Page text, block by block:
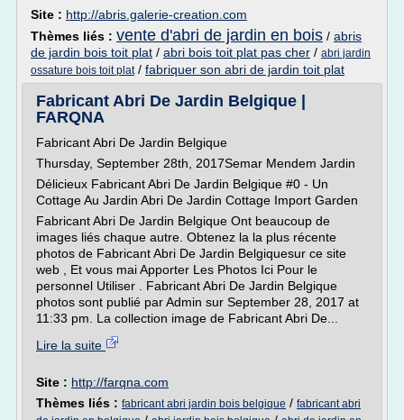
Site : http://abris.galerie-creation.com
Thèmes liés : vente d'abri de jardin en bois / abris
de jardin bois toit plat / abri bois toit plat pas cher / abri jardin
ossature bois toit plat/ fabriquer son abri de jardin toit plat
Fabricant Abri De Jardin Belgique |
FARQNA
Fabricant Abri De Jardin Belgique
Thursday, September 28th, 2017Semar Mendem Jardin
Délicieux Fabricant Abri De Jardin Belgique #0 - Un
Cottage Au Jardin Abri De Jardin Cottage Import Garden
Fabricant Abri De Jardin Belgique Ont beaucoup de
images liés chaque autre. Obtenez la la plus récente
photos de Fabricant Abri De Jardin Belgiquesur ce site
web , Et vous mai Apporter Les Photos Ici Pour le
personnel Utiliser . Fabricant Abri De Jardin Belgique
photos sont publié par Admin sur September 28, 2017 at
11:33 pm. La collection image de Fabricant Abri De...
Lire la suite
Site : http://farqna.com
Thèmes liés : fabricant abri jardin bois belgique / fabricant abri